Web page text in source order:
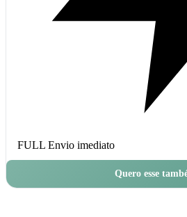
FULL Envio imediato
Quero esse